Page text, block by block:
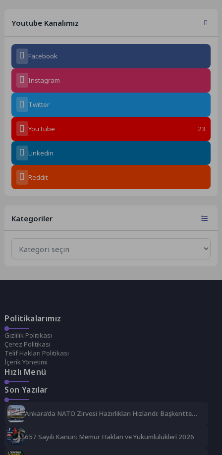
Youtube Kanalımız
Facebook
Instagram
Twitter
YouTube 23
Linkedin
Reddit
Kategoriler
Kategoriler
Politikalarımız
Gizlilik Politikası
Çerez Politikası
Telif Hakları Politikası
İçerik Yönetimi
Hızlı Menü
Son Yazılar
Ankara’da NATO Zirvesi Hazırlıkları Hızlandı: Başkentte
657 Sayılı Kanun: Memur Hakları ve Yükümlülükleri 2026